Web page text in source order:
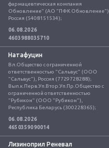
фармацевтическая компания
Обновление" (АО "ПФК Обновление"),
Россия (5408151534);
06.08.2026
4603988035710
Натафуцин
Вл.Общество с ограниченной
ответственностью "Сальвус" (ООО
"Сальвус"), Россия (7729728288);
Вып.к.Перв.Уп.Втор.Уп.Пр.Общество с
ограниченной ответственностью
"Рубикон" (ООО "Рубикон"),
Республика Беларусь (300228365);
06.08.2026
4650359090014
Лизиноприл Реневал